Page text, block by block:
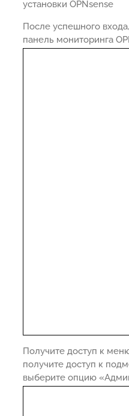
установки OPNsense
После успешного
панель мониторинга
Получите доступ к
получите доступ к
выберите опцию